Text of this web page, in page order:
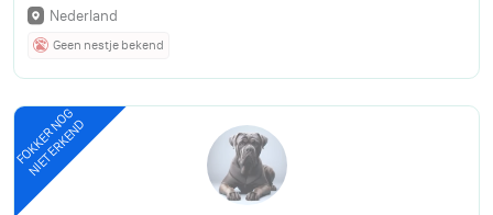
Nederland
Geen nestje bekend
FOKKER NOG
NIET ERKEND